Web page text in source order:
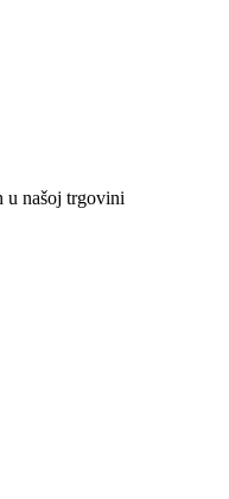
u našoj trgovini